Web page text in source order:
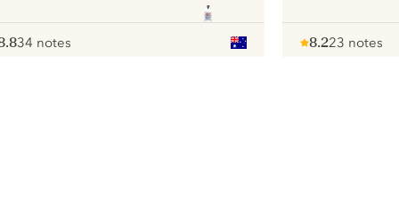
34 notes
8.223 notes